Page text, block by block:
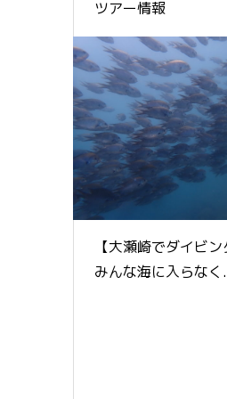
ツアー情報
【大瀬崎でダイビ
みんな海に入らなく